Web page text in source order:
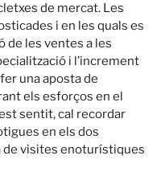
de mercat. Les
i en les quals es
de les ventes a les
i l’increment
una aposta de
els esforços en el
sentit, cal recordar
en els dos
de visites enoturístiques